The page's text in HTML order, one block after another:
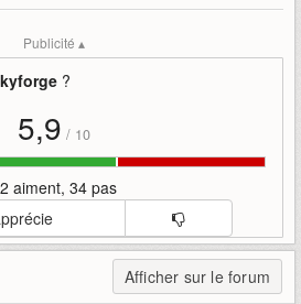
skyforge
Publicité ▴
?
5,9 / 10
aiment, 34 pas
Afficher sur le forum